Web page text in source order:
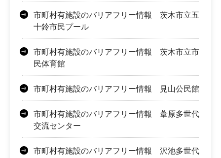
市町村有施設のバリアフリー情報 茨木市立五
十鈴市民プール
市町村有施設のバリアフリー情報 茨木市立市
民体育館
市町村有施設のバリアフリー情報 見山公民館
市町村有施設のバリアフリー情報 葦原多世代
交流センター
市町村有施設のバリアフリー情報 沢池多世代